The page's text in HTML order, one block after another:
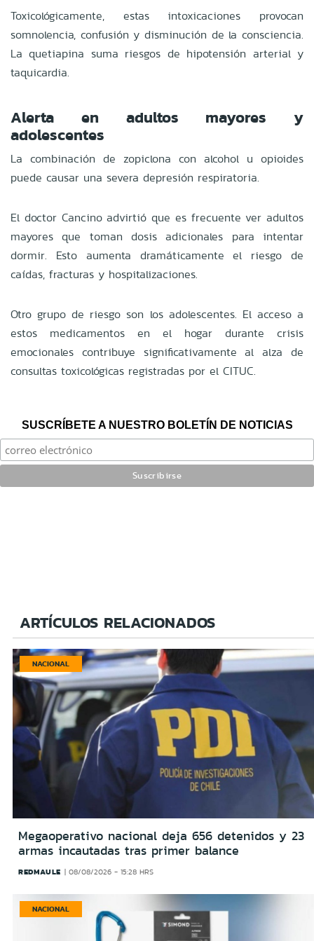
Toxicológicamente, estas intoxicaciones provocan
somnolencia, confusión y disminución de la consciencia.
La quetiapina suma riesgos de hipotensión arterial y
taquicardia.
Alerta en adultos mayores y
adolescentes
La combinación de zopiclona con alcohol u opioides
puede causar una severa depresión respiratoria.
El doctor Cancino advirtió que es frecuente ver adultos
mayores que toman dosis adicionales para intentar
dormir. Esto aumenta dramáticamente el riesgo de
caídas, fracturas y hospitalizaciones.
Otro grupo de riesgo son los adolescentes. El acceso a
estos medicamentos en el hogar durante crisis
emocionales contribuye significativamente al alza de
consultas toxicológicas registradas por el CITUC.
SUSCRÍBETE A NUESTRO BOLETÍN DE NOTICIAS
ARTÍCULOS RELACIONADOS
NACIONAL
Megaoperativo nacional deja 656 detenidos y 23
armas incautadas tras primer balance
REDMAULE 08/08/2026 - 15:28 HRS
NACIONAL